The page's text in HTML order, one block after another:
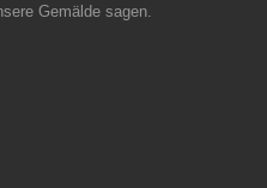
Gemälde sagen.